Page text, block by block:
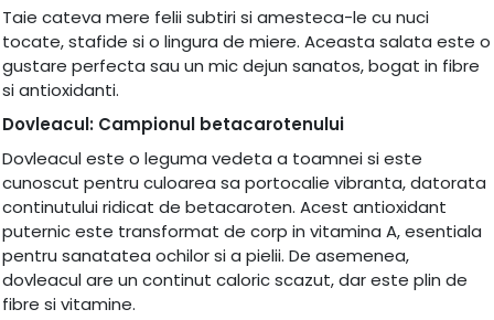
Taie cateva mere felii subtiri si amesteca-le cu nuci
tocate, stafide si o lingura de miere. Aceasta salata este o
gustare perfecta sau un mic dejun sanatos, bogat in fibre
si antioxidanti.
Dovleacul: Campionul betacarotenului
Dovleacul este o leguma vedeta a toamnei si este
cunoscut pentru culoarea sa portocalie vibranta, datorata
continutului ridicat de betacaroten. Acest antioxidant
puternic este transformat de corp in vitamina A, esentiala
pentru sanatatea ochilor si a pielii. De asemenea,
dovleacul are un continut caloric scazut, dar este plin de
fibre si vitamine.